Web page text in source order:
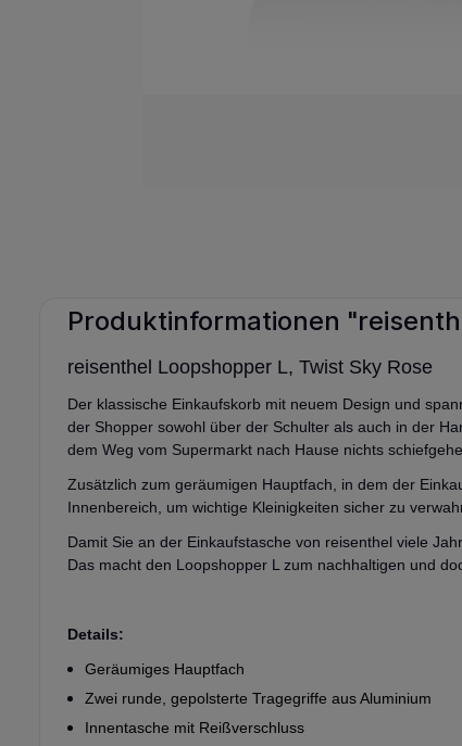
Produktinformationen
reisenthel Loopshopper L, Twist Sky Rose
Der klassische Einkaufskorb mit neuem Design und
der Shopper sowohl über der Schulter als auch in der
dem Weg vom Supermarkt nach Hause nichts
Zusätzlich zum geräumigen Hauptfach, in dem der
Innenbereich, um wichtige Kleinigkeiten sicher zu
Damit Sie an der Einkaufstasche von reisenthel viele
Das macht den Loopshopper L zum nachhaltigen und
Details:
Geräumiges Hauptfach
Zwei runde, gepolsterte Tragegriffe aus Aluminium
Innentasche mit Reißverschluss